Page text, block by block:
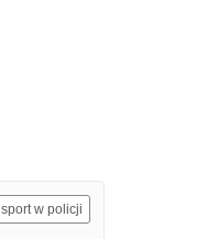
sport w policji